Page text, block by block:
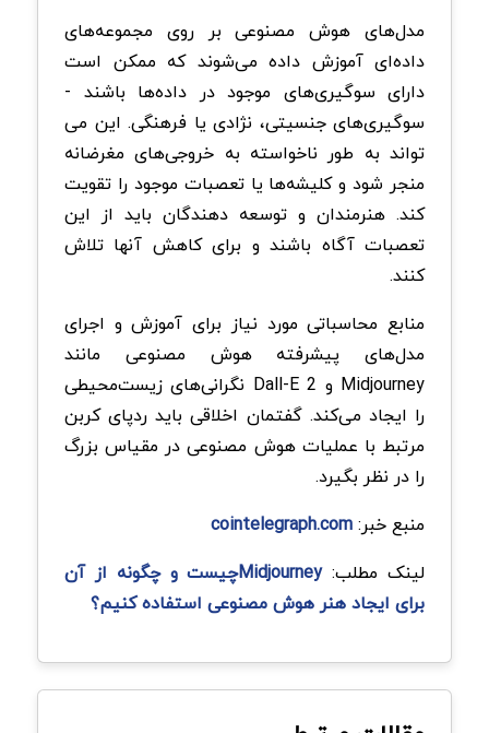
مدل‌های هوش مصنوعی بر روی مجموعه‌های
داده‌ای آموزش داده می‌شوند که ممکن است
دارای سوگیری‌های موجود در داده‌ها باشند -
سوگیری‌های جنسیتی، نژادی یا فرهنگی. این می
تواند به طور ناخواسته به خروجی‌های مغرضانه
منجر شود و کلیشه‌ها یا تعصبات موجود را تقویت
کند. هنرمندان و توسعه دهندگان باید از این
تعصبات آگاه باشند و برای کاهش آنها تلاش
کنند.
منابع محاسباتی مورد نیاز برای آموزش و اجرای
مدل‌های پیشرفته هوش مصنوعی مانند
Midjourney و Dall-E 2 نگرانی‌های زیست‌محیطی
را ایجاد می‌کند. گفتمان اخلاقی باید ردپای کربن
مرتبط با عملیات هوش مصنوعی در مقیاس بزرگ
را در نظر بگیرد.
منبع خبر:cointelegraph.com
لینک مطلب:
Midjourneyچیست و چگونه از آن
برای ایجاد هنر هوش مصنوعی استفاده کنیم؟